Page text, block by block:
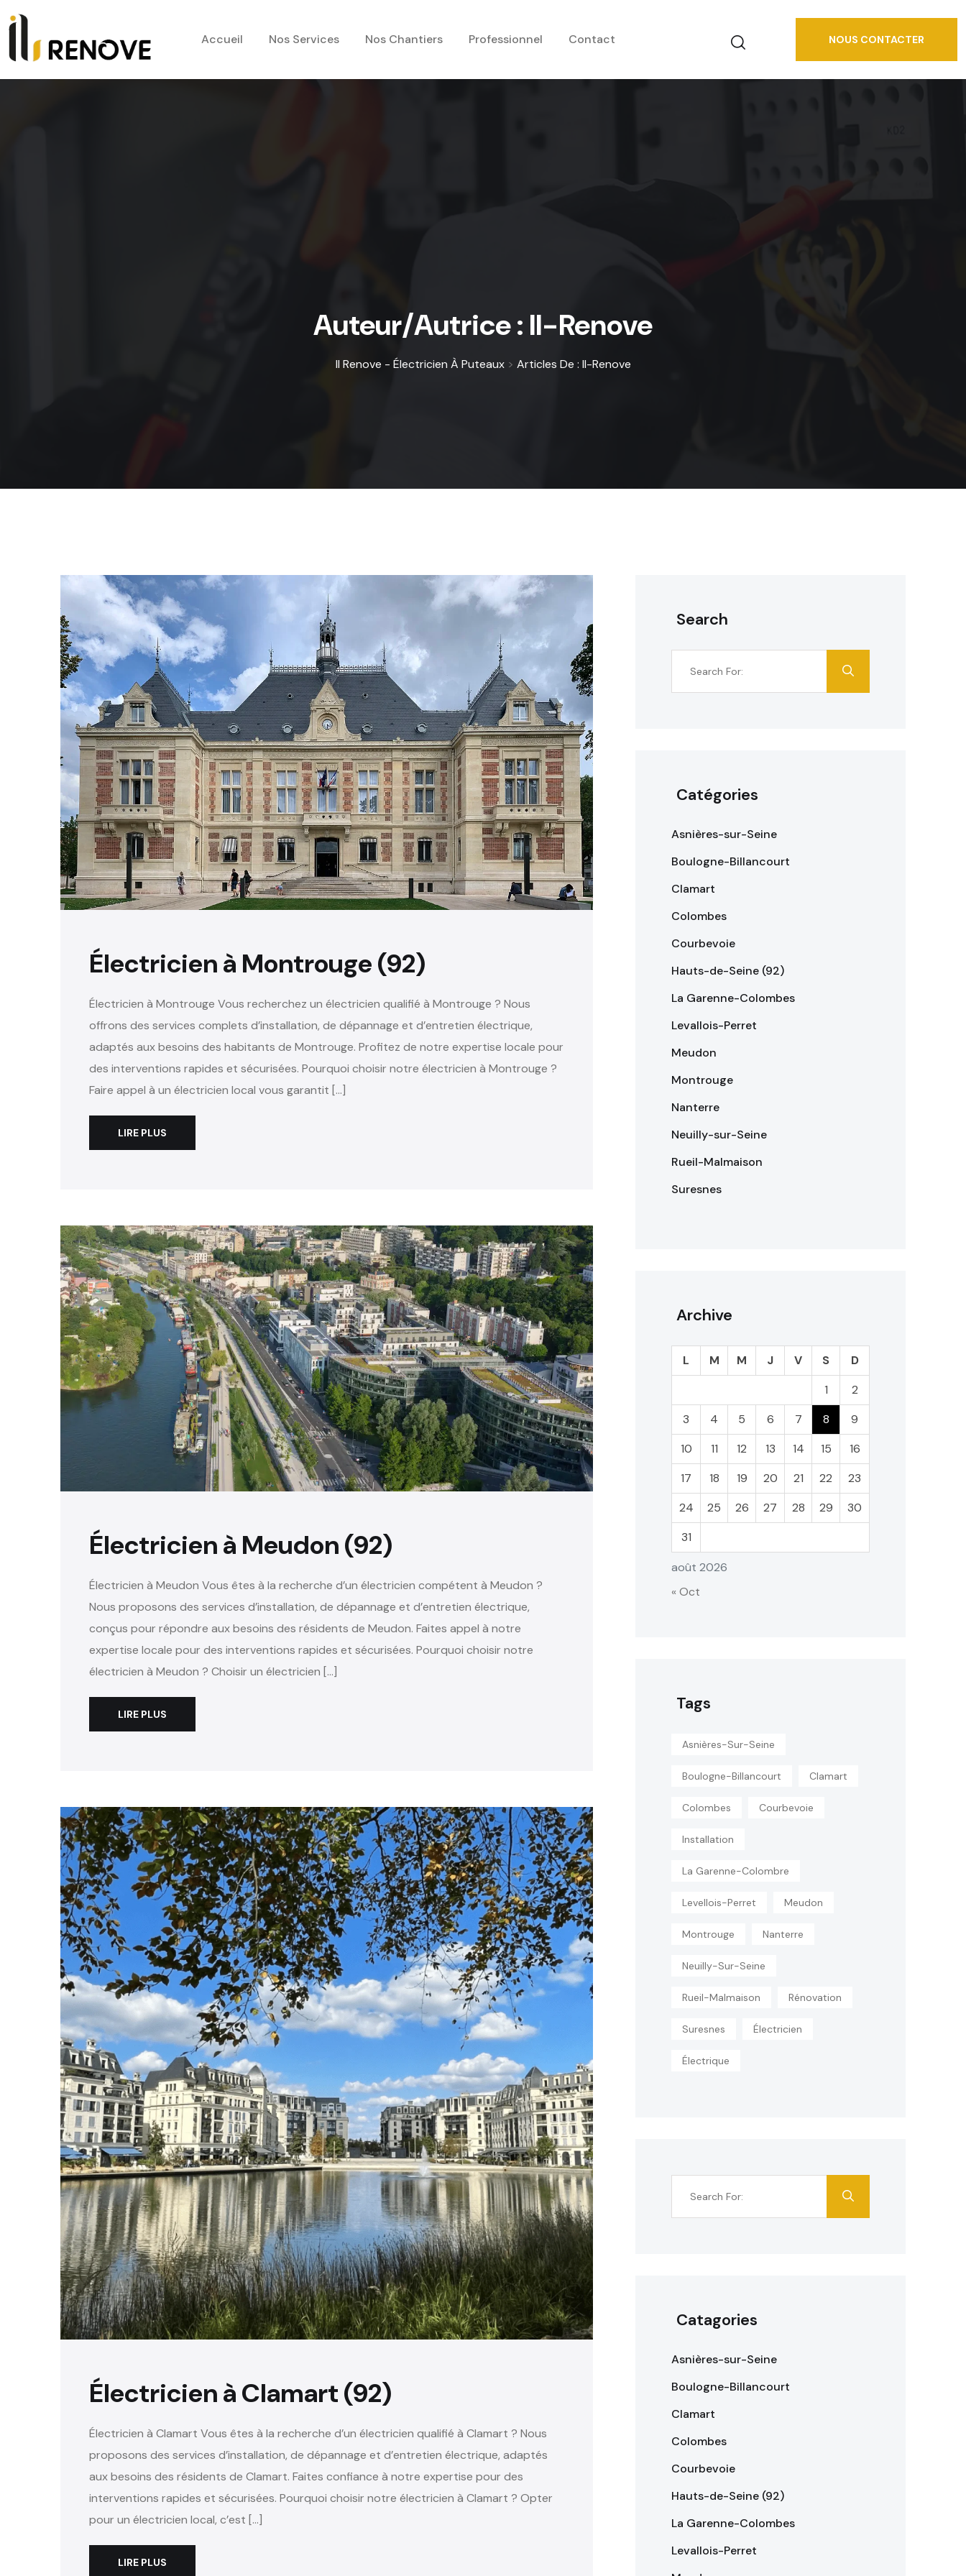
Accueil Nos Services Nos Chantiers Professionnel Contact NOUS CONTACTER
Auteur/autrice : Il-Renove
Il Renove - Électricien À Puteaux> Articles De : Il-Renove
Électricien à Montrouge (92)
Électricien à Montrouge Vous recherchez un électricien qualifié à Montrouge ? Nous
offrons des services complets d’installation, de dépannage et d’entretien électrique,
adaptés aux besoins des habitants de Montrouge. Profitez de notre expertise locale pour
des interventions rapides et sécurisées. Pourquoi choisir notre électricien à Montrouge ?
Faire appel à un électricien local vous garantit […]
LIRE PLUS
Électricien à Meudon (92)
Électricien à Meudon Vous êtes à la recherche d’un électricien compétent à Meudon ?
Nous proposons des services d’installation, de dépannage et d’entretien électrique,
conçus pour répondre aux besoins des résidents de Meudon. Faites appel à notre
expertise locale pour des interventions rapides et sécurisées. Pourquoi choisir notre
électricien à Meudon ? Choisir un électricien […]
LIRE PLUS
Électricien à Clamart (92)
Électricien à Clamart Vous êtes à la recherche d’un électricien qualifié à Clamart ? Nous
proposons des services d’installation, de dépannage et d’entretien électrique, adaptés
aux besoins des résidents de Clamart. Faites confiance à notre expertise pour des
interventions rapides et sécurisées. Pourquoi choisir notre électricien à Clamart ? Opter
pour un électricien local, c’est […]
LIRE PLUS
Search
Catégories
Asnières-sur-Seine
Boulogne-Billancourt
Clamart
Colombes
Courbevoie
Hauts-de-Seine (92)
La Garenne-Colombes
Levallois-Perret
Meudon
Montrouge
Nanterre
Neuilly-sur-Seine
Rueil-Malmaison
Suresnes
Archive
août 2026
L M M J V S
D
1
2
3
4 5 6 7 8
9
10
11 12 13 14 15
16
17
18 19 20 21 22
23
24
25 26 27 28 29
30
31
« Oct
Tags
Asnières-Sur-Seine
Boulogne-Billancourt Clamart
Colombes Courbevoie
Installation
La Garenne-Colombre
Levellois-Perret Meudon
Montrouge Nanterre
Neuilly-Sur-Seine
Rueil-Malmaison Rénovation
Suresnes Électricien
Électrique
Catagories
Asnières-sur-Seine
Boulogne-Billancourt
Clamart
Colombes
Courbevoie
Hauts-de-Seine (92)
La Garenne-Colombes
Levallois-Perret